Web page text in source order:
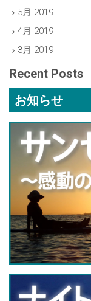
5月 2019
4月 2019
3月 2019
Recent Posts
お知らせ